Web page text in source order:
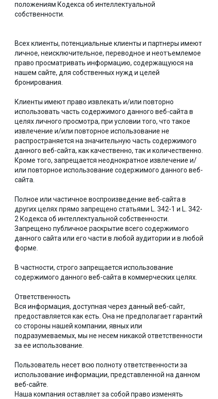
положениям Кодекса об интеллектуальной
собственности.
Всех клиенты, потенциальные клиенты и партнеры имеют
личное, неисключительное, переводное и неотъемлемое
право просматривать информацию, содержащуюся на
нашем сайте, для собственных нужд и целей
бронирования.
Клиенты имеют право извлекать и/или повторно
использовать часть содержимого данного веб-сайта в
целях личного просмотра, при условии того, что такое
извлечение и/или повторное использование не
распространяется на значительную часть содержимого
данного веб-сайта, как качественно, так и количественно.
Кроме того, запрещается неоднократное извлечение и/
или повторное использование содержимого данного веб-
сайта.
Полное или частичное воспроизведение веб-сайта в
других целях прямо запрещено статьями L. 342-1 и L. 342-
2 Кодекса об интеллектуальной собственности.
Запрещено публичное раскрытие всего содержимого
данного сайта или его части в любой аудитории и в любой
форме.
В частности, строго запрещается использование
содержимого данного веб-сайта в коммерческих целях.
Ответственность
Вся информация, доступная через данный веб-сайт,
предоставляется как есть. Она не предполагает гарантий
со стороны нашей компании, явных или
подразумеваемых, мы не несем никакой ответственности
за ее использование.
Пользователь несет всю полноту ответственности за
использование информации, представленной на данном
веб-сайте.
Наша компания оставляет за собой право изменять